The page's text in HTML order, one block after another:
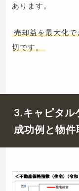
あります。
売却益を最大化
切です。
3.キャピタル
成功例と物